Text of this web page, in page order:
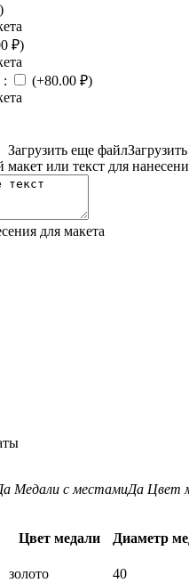
)
₽)
: (+80.00 ₽)
Загрузить еще файл
или текст для
для макета
Медали с местамиДа Цвет
Цвет медали Диаметр
золото 40